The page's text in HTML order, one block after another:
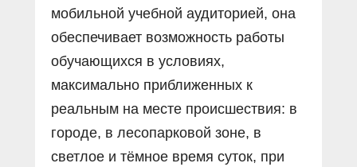
мобильной учебной аудиторией, она
обеспечивает возможность работы
обучающихся в условиях,
максимально приближенных к
реальным на месте происшествия: в
городе, в лесопарковой зоне, в
светлое и тёмное время суток, при